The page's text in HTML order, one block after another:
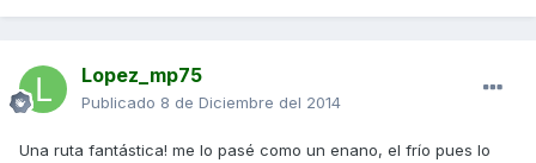
Lopez_mp75
Publicado 8 de Diciembre del 2014
Una ruta fantástica! me lo pasé como un enano, el frío pues lo